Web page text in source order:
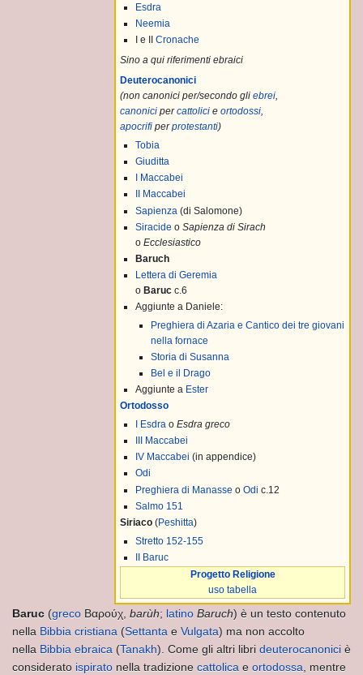
Esdra
Neemia
I e IICronache
Sino a qui riferimenti ebraici
Deuterocanonici
(non canonici per/secondo gli ebrei,
canonici percattolici e ortodossi,
apocrifi perprotestanti)
Tobia
Giuditta
I Maccabei
II Maccabei
Sapienza (di Salomone)
Siracide oSapienza di Sirach
oEcclesiastico
Baruch
Lettera di Geremia
o Baruc c.6
Aggiunte a Daniele:
Preghiera di Azaria e Cantico dei tre giovani
nella fornace
Storia di Susanna
Bel e il Drago
Aggiunte a Ester
Ortodosso
I Esdra oEsdra greco
III Maccabei
IV Maccabei (in appendice)
Odi
Preghiera di Manasse oOdi c.12
Salmo 151
Siriaco (Peshitta)
Stretto 152-155
II Baruc
Progetto Religione
uso tabella
Baruc (greco Βαρούχ, barùh; latino Baruch) è un testo contenuto
nella Bibbia cristiana (Settanta e Vulgata) ma non accolto
nella Bibbia ebraica (Tanakh). Come gli altri libri deuterocanonici è
considerato ispirato nella tradizione cattolica e ortodossa , mentre